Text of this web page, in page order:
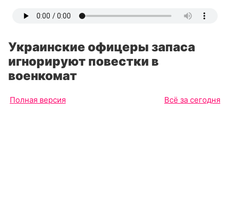
Украинские офицеры запаса
игнорируют повестки в
военкомат
Полная версия Всё за сегодня